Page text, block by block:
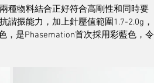
種物料結合正好符合高剛性和同時要
諧振能力，加上針壓值範圍1.7-2.0g，
，是Phasemation首次採用彩藍色，令